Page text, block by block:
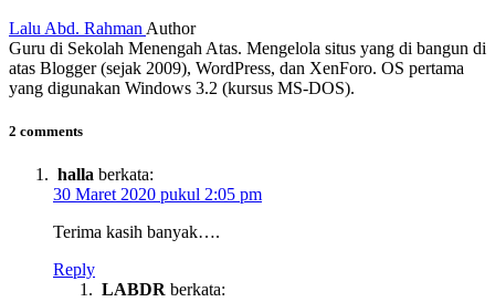
Lalu Abd. Rahman Author
Guru di Sekolah Menengah Atas. Mengelola situs yang di bangun di
atas Blogger (sejak 2009), WordPress, dan XenForo. OS pertama
yang digunakan Windows 3.2 (kursus MS-DOS).
2 comments
halla berkata:
30 Maret 2020 pukul 2:05 pm
Terima kasih banyak….
Reply
LABDR berkata: